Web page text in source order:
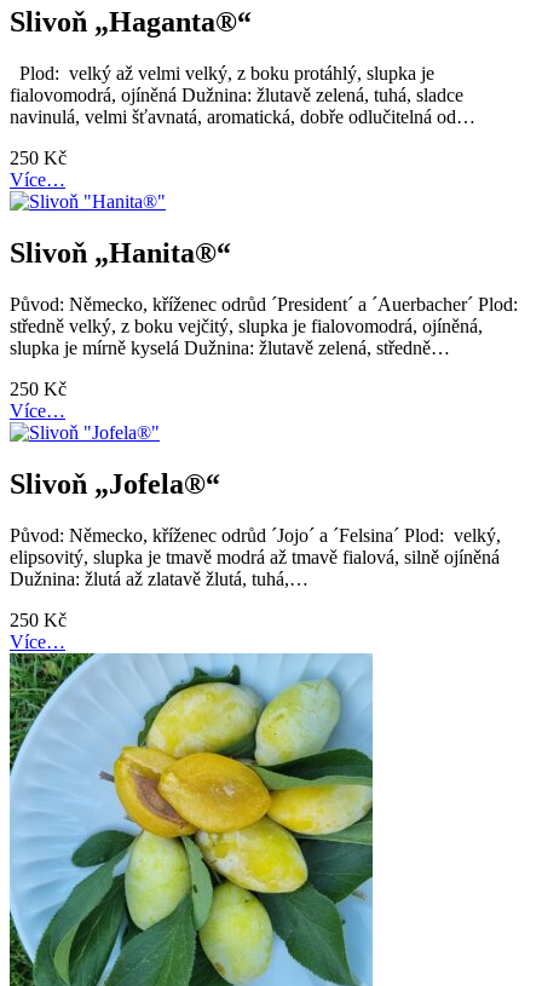
Slivoň „Haganta®“
Plod: velký až velmi velký, z boku protáhlý, slupka je
fialovomodrá, ojíněná Dužnina: žlutavě zelená, tuhá, sladce
navinulá, velmi šťavnatá, aromatická, dobře odlučitelná od…
250 Kč
Více…
Slivoň „Hanita®“
Původ: Německo, kříženec odrůd ´President´ a ´Auerbacher´ Plod:
středně velký, z boku vejčitý, slupka je fialovomodrá, ojíněná,
slupka je mírně kyselá Dužnina: žlutavě zelená, středně…
250 Kč
Více…
Slivoň „Jofela®“
Původ: Německo, kříženec odrůd ´Jojo´ a ´Felsina´ Plod: velký,
elipsovitý, slupka je tmavě modrá až tmavě fialová, silně ojíněná
Dužnina: žlutá až zlatavě žlutá, tuhá,…
250 Kč
Více…